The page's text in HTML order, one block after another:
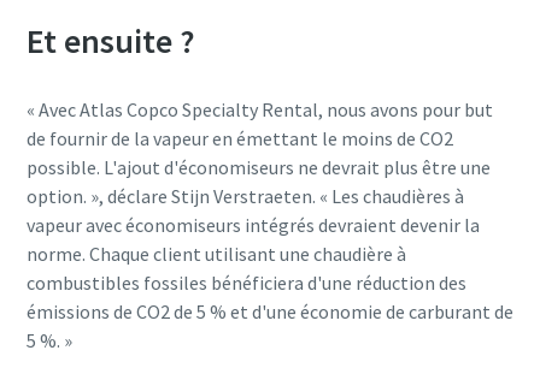
Et ensuite ?
« Avec Atlas Copco Specialty Rental, nous avons pour but
de fournir de la vapeur en émettant le moins de CO2
possible. L'ajout d'économiseurs ne devrait plus être une
option. », déclare Stijn Verstraeten. « Les chaudières à
vapeur avec économiseurs intégrés devraient devenir la
norme. Chaque client utilisant une chaudière à
combustibles fossiles bénéficiera d'une réduction des
émissions de CO2 de 5 % et d'une économie de carburant de
5 %. »